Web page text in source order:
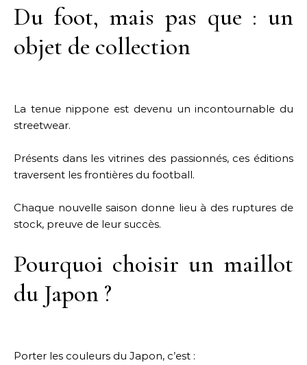
Du foot, mais pas que : un
objet de collection
La tenue nippone est devenu un incontournable du
streetwear.
Présents dans les vitrines des passionnés, ces éditions
traversent les frontières du football.
Chaque nouvelle saison donne lieu à des ruptures de
stock, preuve de leur succès.
Pourquoi choisir un maillot
du Japon ?
Porter les couleurs du Japon, c’est :